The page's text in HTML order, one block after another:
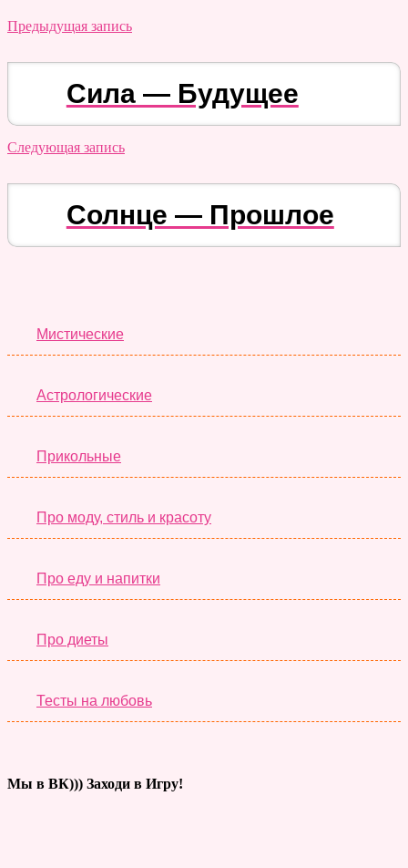
Предыдущая запись
Сила — Будущее
Следующая запись
Солнце — Прошлое
Мистические
Астрологические
Прикольные
Про моду, стиль и красоту
Про еду и напитки
Про диеты
Тесты на любовь
Мы в ВК))) Заходи в Игру!